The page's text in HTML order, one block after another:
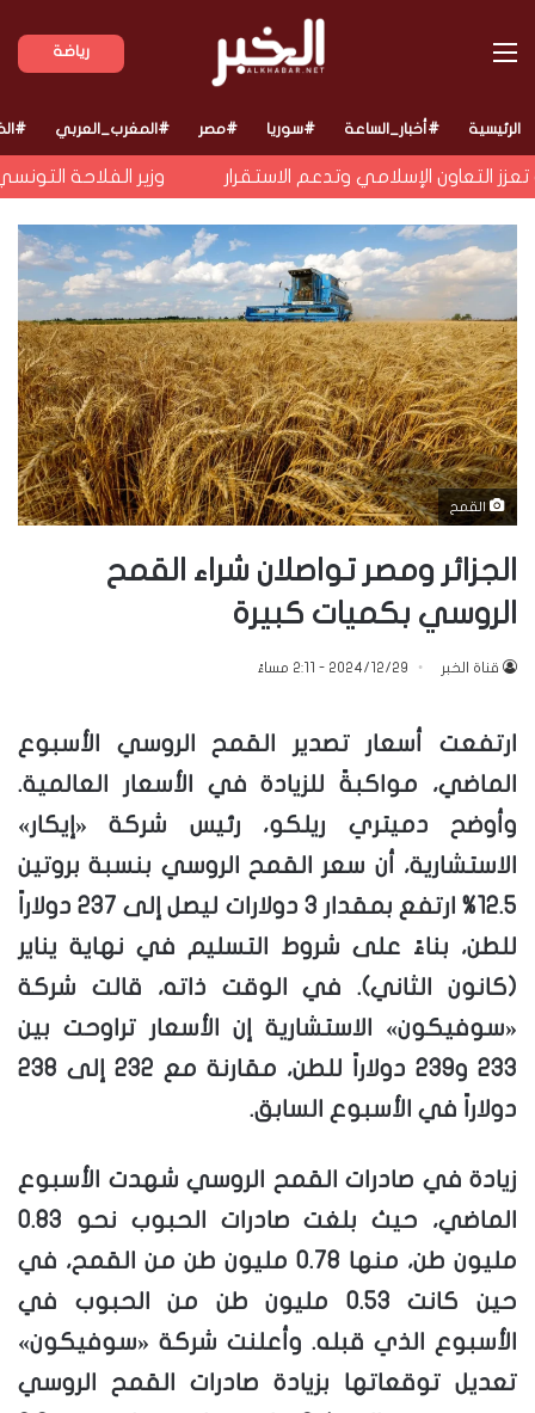
رياضة القائمة
الرئيسية #أخبار_الساعة #سوريا #مصر #المغرب_العربي
التعاون الإسلامي وتدعم الاستقرار وزير الفلاحة
القمح
الجزائر ومصر تواصلان شراء القمح
الروسي بكميات كبيرة
قناة الخبر 2024/12/29 - 2:11 مساءً
ارتفعت أسعار تصدير القمح الروسي الأسبوع
الماضي، مواكبةً للزيادة في الأسعار العالمية.
وأوضح دميتري ريلكو، رئيس شركة «إيكار»
الاستشارية، أن سعر القمح الروسي بنسبة بروتين
12.5% ارتفع بمقدار 3 دولارات ليصل إلى 237 دولاراً
للطن، بناءً على شروط التسليم في نهاية يناير
(كانون الثاني). في الوقت ذاته، قالت شركة
«سوفيكون» الاستشارية إن الأسعار تراوحت بين
233 و239 دولاراً للطن، مقارنة مع 232 إلى 238
دولاراً في الأسبوع السابق.
زيادة في صادرات القمح الروسي شهدت الأسبوع
الماضي، حيث بلغت صادرات الحبوب نحو 0.83
مليون طن، منها 0.78 مليون طن من القمح، في
حين كانت 0.53 مليون طن من الحبوب في
الأسبوع الذي قبله. وأعلنت شركة «سوفيكون»
تعديل توقعاتها بزيادة صادرات القمح الروسي